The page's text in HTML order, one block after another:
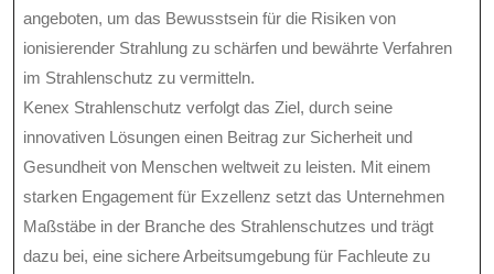
angeboten, um das Bewusstsein für die Risiken von
ionisierender Strahlung zu schärfen und bewährte Verfahren
im Strahlenschutz zu vermitteln.
Kenex Strahlenschutz verfolgt das Ziel, durch seine
innovativen Lösungen einen Beitrag zur Sicherheit und
Gesundheit von Menschen weltweit zu leisten. Mit einem
starken Engagement für Exzellenz setzt das Unternehmen
Maßstäbe in der Branche des Strahlenschutzes und trägt
dazu bei, eine sichere Arbeitsumgebung für Fachleute zu